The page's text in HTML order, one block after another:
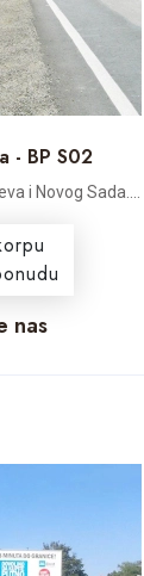
- BP S02
i Novog Sada....
nas